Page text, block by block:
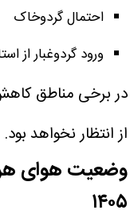
احتمال گردوخاک
ورود گردوغبار از
در برخی مناطق
از انتظار نخواهد بود.
۱۴۰۵